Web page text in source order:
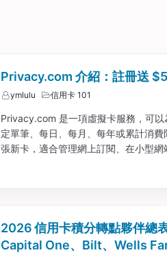
Privacy.com 介紹：註冊送
ymlulu 信用卡 101
Privacy.com 是一項虛擬卡服務，可
定單筆、每日、每月、每年或累計消
張新卡，適合管理網上訂閱、在小型
2026 信用卡積分轉點夥伴總
Capital One、Bilt、Wells